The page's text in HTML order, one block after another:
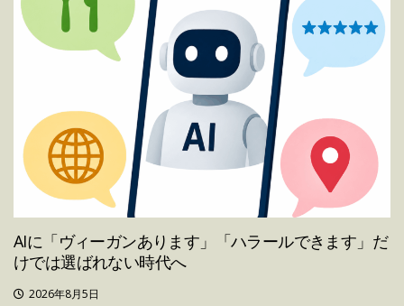
AIに「ヴィーガンあります」「ハラールできます」だ
けでは選ばれない時代へ
2026年8月5日